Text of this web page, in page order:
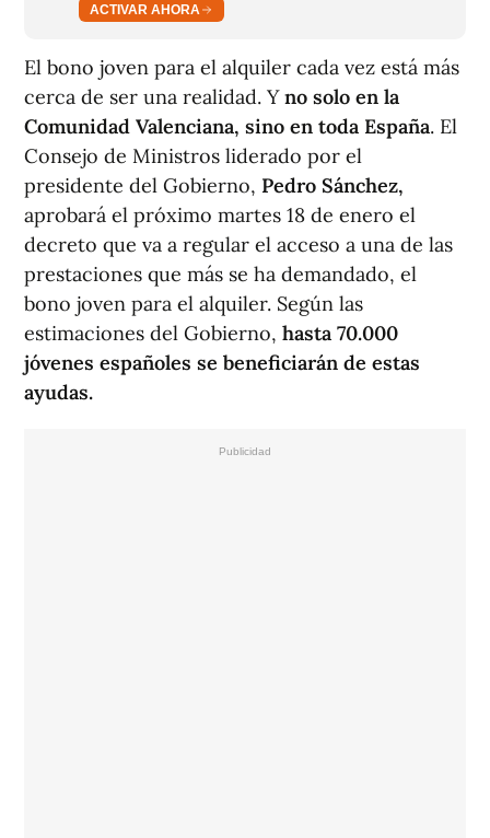
ACTIVAR AHORA
El bono joven para el alquiler cada vez está más
cerca de ser una realidad. Yno solo en la
Comunidad Valenciana, sino en toda España. El
Consejo de Ministros liderado por el
presidente del Gobierno, Pedro Sánchez,
aprobará el próximo martes 18 de enero el
decreto que va a regular el acceso a una de las
prestaciones que más se ha demandado, el
bono joven para el alquiler. Según las
estimaciones del Gobierno, hasta 70.000
jóvenes españoles se beneficiarán de estas
ayudas.